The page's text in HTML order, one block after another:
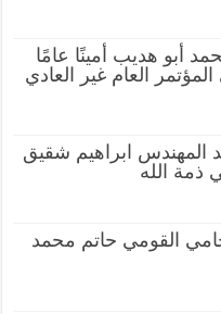
أبو هديب أمينًا عامًا
العام غير العادي
المهندس ابراهيم شقيق
ذمة الله
القومي حاتم محمد